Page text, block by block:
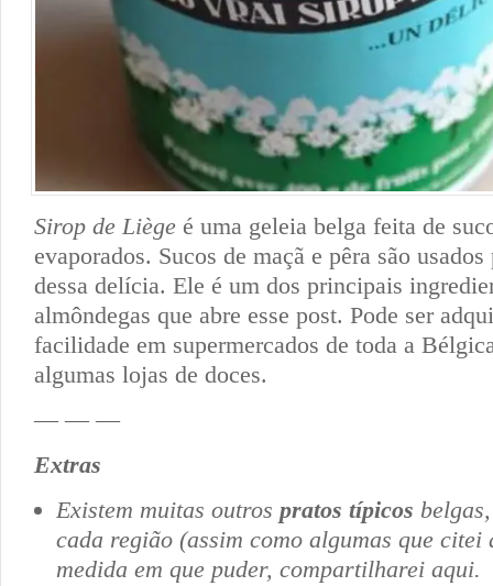
Sirop de Liège é uma geleia belga feita de
evaporados. Sucos de maçã e pêra são
dessa delícia. Ele é um dos principais
almôndegas que abre esse post. Pode ser
facilidade em supermercados de toda a
algumas lojas de doces.
— — —
Extras
Existem muitas outros pratos típicos
cada região (assim como algumas que citei
medida em que puder, compartilharei aqui.